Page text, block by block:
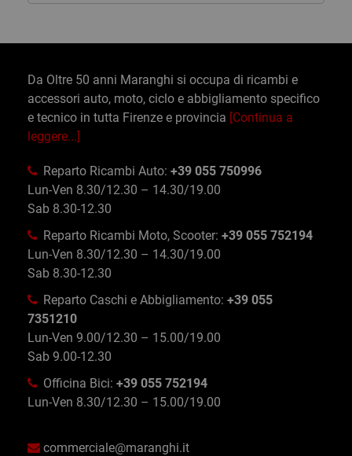
Da Oltre 50 anni Maranghi si occupa di ricambi e
accessori auto, moto, ciclo e abbigliamento specifico
e tecnico in tutta Firenze e provincia [Continua a
leggere...]
Reparto Ricambi Auto: +39 055 750996
Lun-Ven 8.30/12.30 – 14.30/19.00
Sab 8.30-12.30
Reparto Ricambi Moto, Scooter: +39 055 752194
Lun-Ven 8.30/12.30 – 14.30/19.00
Sab 8.30-12.30
Reparto Caschi e Abbigliamento: +39 055
7351210
Lun-Ven 9.00/12.30 – 15.00/19.00
Sab 9.00-12.30
Officina Bici: +39 055 752194
Lun-Ven 8.30/12.30 – 15.00/19.00
commerciale@maranghi.it